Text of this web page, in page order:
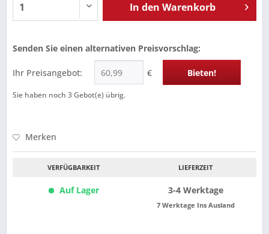
In den Warenkorb
Senden Sie einen alternativen Preisvorschlag:
Ihr Preisangebot: € Bieten!
Sie haben noch 3Gebot(e) übrig.
Merken
VERFÜGBARKEIT
Auf Lager
LIEFERZEIT
3-4 Werktage
7 Werktage Ins Ausland